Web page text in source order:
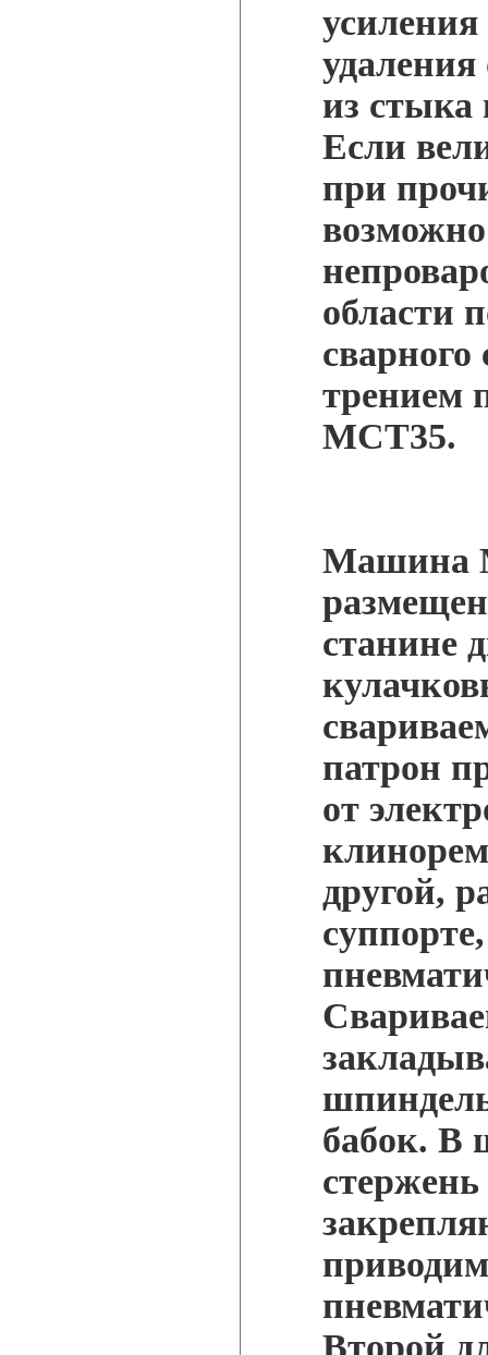
усиления
удаления
из стыка
Если
при
области
трением
МСТ35.
Машина
станине
патрон
от
другой,
бабок. В
Второй